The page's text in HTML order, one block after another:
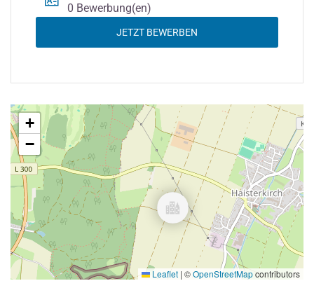
0 Bewerbung(en)
JETZT BEWERBEN
+
−
Leaflet | ©OpenStreetMapcontributors